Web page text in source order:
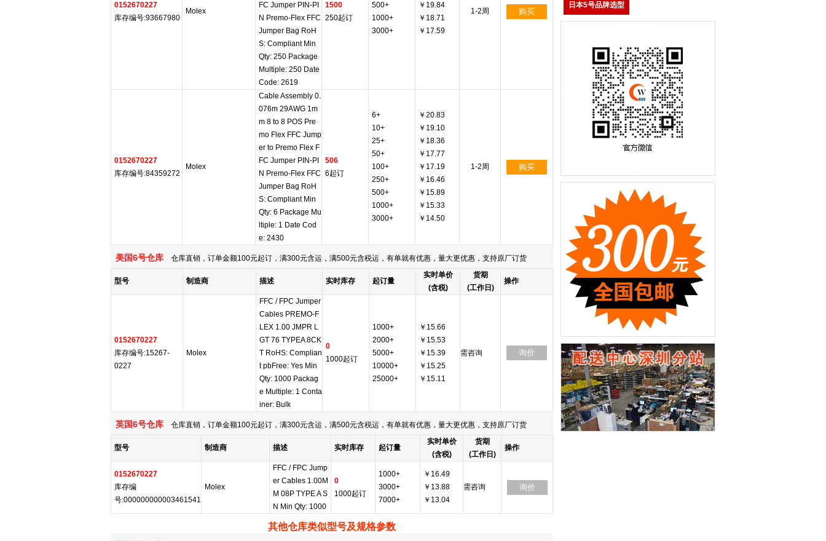
0152670227
库存编号:93667980
Molex
FC Jumper PIN-PI
N Premo-Flex FFC
Jumper Bag RoH
S: Compliant Min
Qty: 250 Package
Multiple: 250 Date
Code: 2619
1500
250起订
500+
1000+
3000+
￥19.84
￥18.71
￥17.59
1-2周 购买
0152670227
库存编号:84359272
Molex
Cable Assembly 0.
076m 29AWG 1m
m 8 to 8 POS Pre
mo Flex FFC Jump
er to Premo Flex F
FC Jumper PIN-PI
N Premo-Flex FFC
Jumper Bag RoH
S: Compliant Min
Qty: 6 Package Mu
ltiple: 1 Date Cod
e: 2430
506
6起订
6+
10+
25+
50+
100+
250+
500+
1000+
3000+
￥20.83
￥19.10
￥18.36
￥17.77
￥17.19
￥16.46
￥15.89
￥15.33
￥14.50
1-2周 购买
美国6号仓库 仓库直销，订单金额100元起订，满300元含运，满500元含税运，有单就有优惠，量大更优惠，支持原厂订货
型号 制造商 描述 实时库存 起订量
实时单价
(含税)
货期
(工作日)
操作
0152670227
库存编号:15267-
0227
Molex
FFC / FPC Jumper
Cables PREMO-F
LEX 1.00 JMPR L
GT 76 TYPEA 8CK
T RoHS: Complian
t pbFree: Yes Min
Qty: 1000 Packag
e Multiple: 1 Conta
iner: Bulk
0
1000起订
1000+
2000+
5000+
10000+
25000+
￥15.66
￥15.53
￥15.39
￥15.25
￥15.11
需咨询 询价
英国6号仓库 仓库直销，订单金额100元起订，满300元含运，满500元含税运，有单就有优惠，量大更优惠，支持原厂订货
型号 制造商 描述 实时库存 起订量
实时单价
(含税)
货期
(工作日)
操作
0152670227
库存编
号:000000000003461541
Molex
FFC / FPC Jump
er Cables 1.00M
M 08P TYPE A S
N Min Qty: 1000
0
1000起订
1000+
3000+
7000+
￥16.49
￥13.88
￥13.04
需咨询 询价
其他仓库类似型号及规格参数
日本5号品牌选型